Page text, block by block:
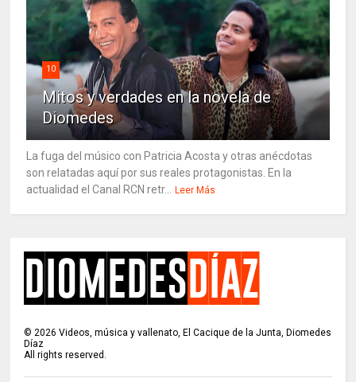
10
Mitos y verdades en la novela de
Diomedes
La fuga del músico con Patricia Acosta y otras anécdotas
son relatadas aquí por sus reales protagonistas. En la
actualidad el Canal RCN retr... Leer Más
©2026 Videos, música y vallenato, El Cacique de la Junta, Diomedes
Díaz
All rights reserved.